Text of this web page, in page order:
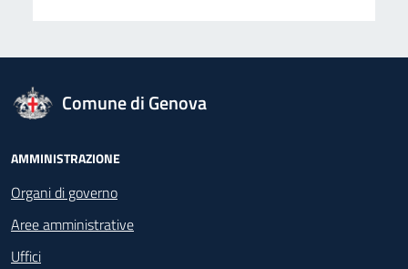
logo Unione Europea
Comune di Genova
Footer - Navigazione
AMMINISTRAZIONE
Organi di governo
Aree amministrative
Uffici